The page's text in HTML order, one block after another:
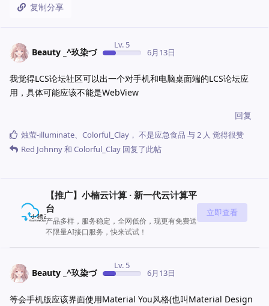
复制分享
‭Beauty _^玖染づ
Lv. 5
6月13日
我觉得LCS论坛社区可以出一个对手机和电脑桌面端的LCS论坛应
用，具体可能应该不能是WebView
回复
烛萤-illuminate、 Colorful_Clay ， 不是应急食品 与2 人 觉得很赞
Red Johnny和 Colorful_Clay 回复了此帖
【推广】小楠云计算 · 新一代云计算平
台
产品多样，服务稳定，全网低价，现更有免费送
不限量AI接口服务，快来试试！
立即查看
‭Beauty _^玖染づ
Lv. 5
6月13日
等会手机版应该界面使用Material You风格(也叫Material Design